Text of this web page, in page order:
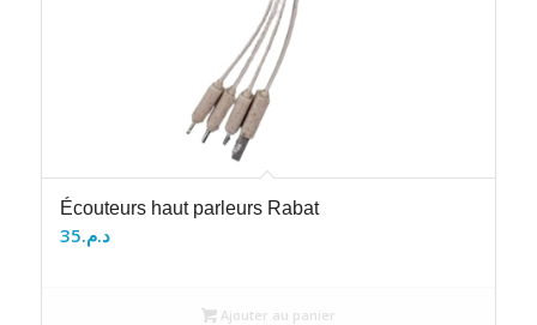
Écouteurs haut parleurs Rabat
د.م.35
Ajouter au panier